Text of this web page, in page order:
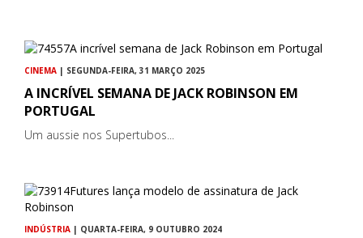
CINEMA | SEGUNDA-FEIRA, 31 MARÇO 2025
A INCRÍVEL SEMANA DE JACK ROBINSON EM
PORTUGAL
Um aussie nos Supertubos...
INDÚSTRIA | QUARTA-FEIRA, 9 OUTUBRO 2024